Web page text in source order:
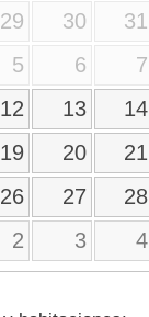
29 30 31
5 6 7
12 13 14
19 20 21
26 27 28
2 3 4